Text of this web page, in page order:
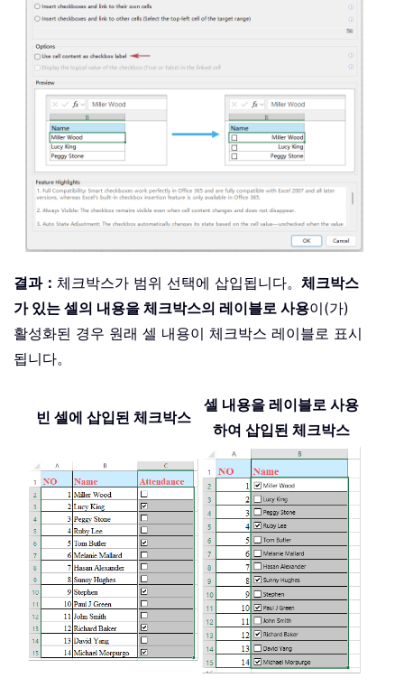
결과： 체크박스가 범위 선택에 삽입됩니다。 체크박스
가 있는 셀의 내용을 체크박스의 레이블로 사용이(가)
활성화된 경우 원래 셀 내용이 체크박스 레이블로 표시
됩니다。
빈 셀에 삽입된 체크박스
셀 내용을 레이블로 사용
하여 삽입된 체크박스